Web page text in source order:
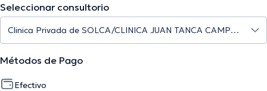
Seleccionar consultorio
Métodos de Pago
Efectivo